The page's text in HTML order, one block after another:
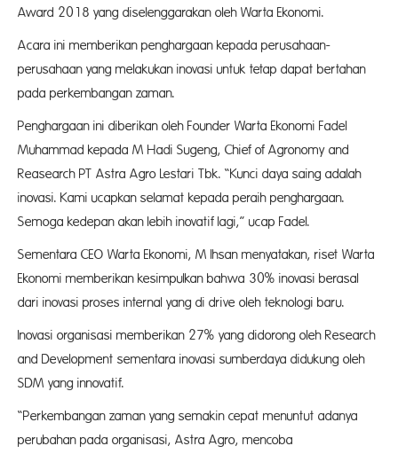
Award 2018 yang diselenggarakan oleh Warta Ekonomi.
Acara ini memberikan penghargaan kepada perusahaan-
perusahaan yang melakukan inovasi untuk tetap dapat bertahan
pada perkembangan zaman.
Penghargaan ini diberikan oleh Founder Warta Ekonomi Fadel
Muhammad kepada M Hadi Sugeng, Chief of Agronomy and
Reasearch PT Astra Agro Lestari Tbk. “Kunci daya saing adalah
inovasi. Kami ucapkan selamat kepada peraih penghargaan.
Semoga kedepan akan lebih inovatif lagi,” ucap Fadel.
Sementara CEO Warta Ekonomi, M Ihsan menyatakan, riset Warta
Ekonomi memberikan kesimpulkan bahwa 30% inovasi berasal
dari inovasi proses internal yang di drive oleh teknologi baru.
Inovasi organisasi memberikan 27% yang didorong oleh Research
and Development sementara inovasi sumberdaya didukung oleh
SDM yang innovatif.
“Perkembangan zaman yang semakin cepat menuntut adanya
perubahan pada organisasi, Astra Agro, mencoba